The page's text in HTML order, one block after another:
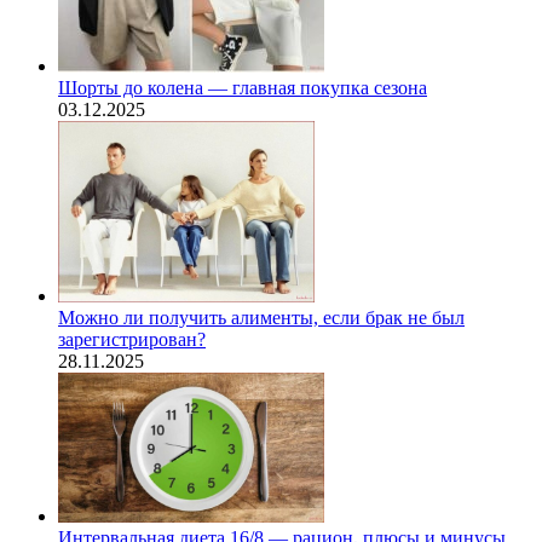
Шорты до колена — главная покупка сезона
03.12.2025
Можно ли получить алименты, если брак не был
зарегистрирован?
28.11.2025
Интервальная диета 16/8 — рацион, плюсы и минусы